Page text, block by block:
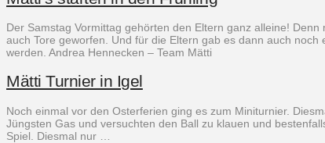
Der Samstag Vormittag gehörten den Eltern ganz alleine!
auch Tore geworfen. Und für die Eltern gab es dann auch
werden. Andrea Hennecken – Team Mätti
Mätti Turnier in Igel
Noch einmal vor den Osterferien ging es zum Miniturnier.
Jüngsten Gas und versuchten den Ball zu klauen und
Spiel. Diesmal nur …